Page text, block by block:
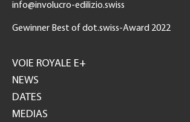
info@involucro-edilizio.swiss
Gewinner Best of dot.swiss-Award 2022
GH
VOIE ROYALE E+
NEWS
DATES
MEDIAS